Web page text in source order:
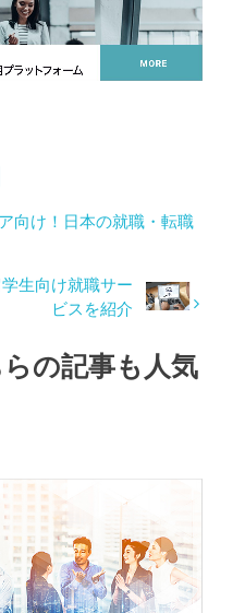
向け！日本の就職・転職
生向け就職サー
ビスを紹介
の記事も人気